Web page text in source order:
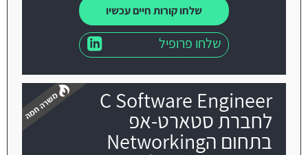
שלחו קורות חיים עכשיו
שלחו פרופיל
C Software Engineer
לחברת סטארט-אפ
בתחום הNetworking